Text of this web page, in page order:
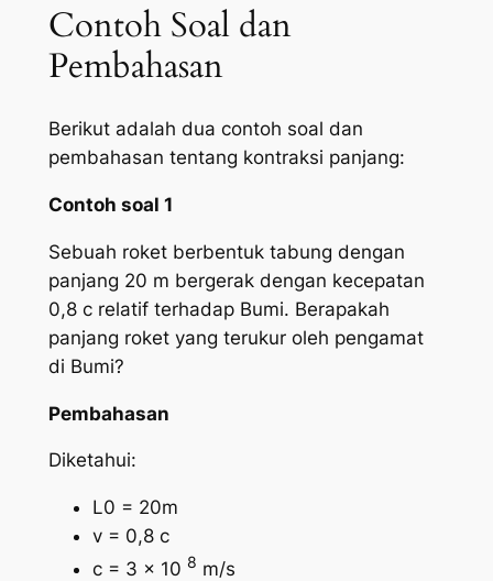
Contoh Soal dan
Pembahasan
Berikut adalah dua contoh soal dan
pembahasan tentang kontraksi panjang:
Contoh soal 1
Sebuah roket berbentuk tabung dengan
panjang 20 m bergerak dengan kecepatan
0,8 c relatif terhadap Bumi. Berapakah
panjang roket yang terukur oleh pengamat
di Bumi?
Pembahasan
Diketahui:
L0 = 20m
v = 0,8 c
c = 3 x 10 8 m/s